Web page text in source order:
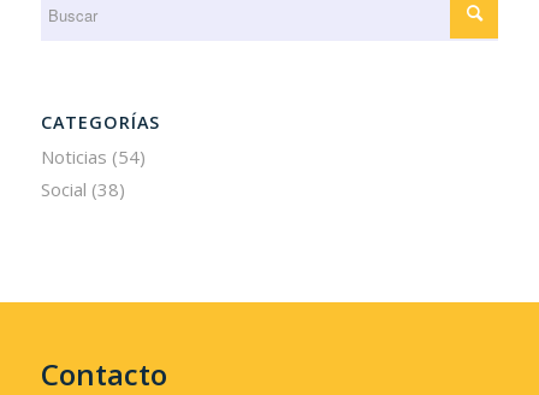
CATEGORÍAS
Noticias (54)
Social (38)
Contacto